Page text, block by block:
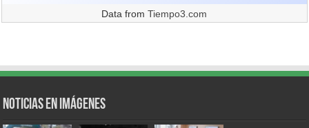
Data fromTiempo3.com
Noticias en Imágenes